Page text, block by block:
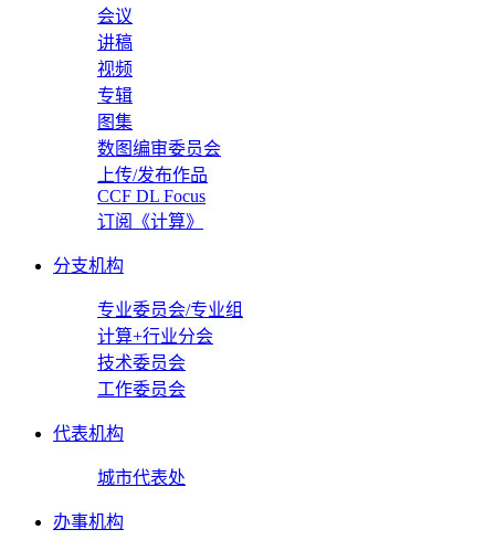
会议
讲稿
视频
专辑
图集
数图编审委员会
上传/发布作品
CCF DL Focus
订阅《计算》
分支机构
专业委员会/专业组
计算+行业分会
技术委员会
工作委员会
代表机构
城市代表处
办事机构